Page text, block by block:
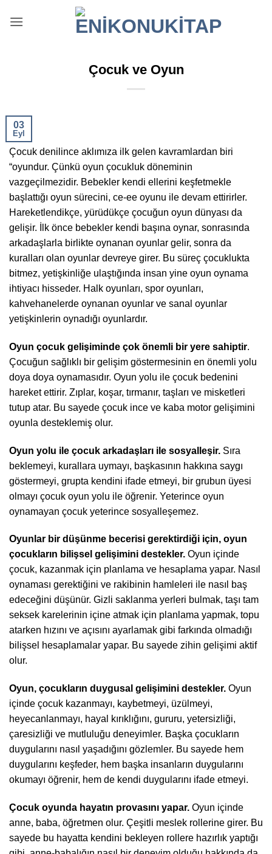
atla
Çocuk ve Oyun
03
Eyl
Çocuk denilince aklımıza ilk gelen kavramlardan biri
“oyundur. Çünkü oyun çocukluk döneminin
vazgeçilmezidir. Bebekler kendi ellerini keşfetmekle
başlattığı oyun sürecini, ce-ee oyunu ile devam ettirirler.
Hareketlendikçe, yürüdükçe çocuğun oyun dünyası da
gelişir. İlk önce bebekler kendi başına oynar, sonrasında
arkadaşlarla birlikte oynanan oyunlar gelir, sonra da
kuralları olan oyunlar devreye girer. Bu süreç çocuklukta
bitmez, yetişkinliğe ulaştığında insan yine oyun oynama
ihtiyacı hisseder. Halk oyunları, spor oyunları,
kahvehanelerde oynanan oyunlar ve sanal oyunlar
yetişkinlerin oynadığı oyunlardır.
Oyun çocuk gelişiminde çok önemli bir yere sahiptir.
Çocuğun sağlıklı bir gelişim göstermesinin en önemli yolu
doya doya oynamasıdır. Oyun yolu ile çocuk bedenini
hareket ettirir. Zıplar, koşar, tırmanır, taşları ve misketleri
tutup atar. Bu sayede çocuk ince ve kaba motor gelişimini
oyunla desteklemiş olur.
Oyun yolu ile çocuk arkadaşları ile sosyalleşir. Sıra
beklemeyi, kurallara uymayı, başkasının hakkına saygı
göstermeyi, grupta kendini ifade etmeyi, bir grubun üyesi
olmayı çocuk oyun yolu ile öğrenir. Yeterince oyun
oynamayan çocuk yeterince sosyalleşemez.
Oyunlar bir düşünme becerisi gerektirdiği için, oyun
çocukların bilişsel gelişimini destekler. Oyun içinde
çocuk, kazanmak için planlama ve hesaplama yapar. Nasıl
oynaması gerektiğini ve rakibinin hamleleri ile nasıl baş
edeceğini düşünür. Gizli saklanma yerleri bulmak, taşı tam
seksek karelerinin içine atmak için planlama yapmak, topu
atarken hızını ve açısını ayarlamak gibi farkında olmadığı
bilişsel hesaplamalar yapar. Bu sayede zihin gelişimi aktif
olur.
Oyun, çocukların duygusal gelişimini destekler. Oyun
içinde çocuk kazanmayı, kaybetmeyi, üzülmeyi,
heyecanlanmayı, hayal kırıklığını, gururu, yetersizliği,
çaresizliği ve mutluluğu deneyimler. Başka çocukların
duygularını nasıl yaşadığını gözlemler. Bu sayede hem
duygularını keşfeder, hem başka insanların duygularını
okumayı öğrenir, hem de kendi duygularını ifade etmeyi.
Çocuk oyunda hayatın provasını yapar. Oyun içinde
anne, baba, öğretmen olur. Çeşitli meslek rollerine girer. Bu
sayede bu hayatta kendini bekleyen rollere hazırlık yaptığı